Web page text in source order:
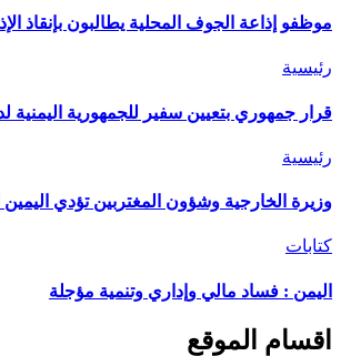
موظفو إذاعة الجوف المحلية يطالبون بإنقاذ
رئيسية
قرار جمهوري بتعيين سفير للجمهورية اليمنية
رئيسية
وزيرة الخارجية وشؤون المغتربين تؤدي
كتابات
اليمن : فساد مالي وإداري وتنمية مؤجلة
اقسام الموقع